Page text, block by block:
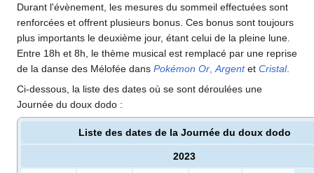
Durant l'évènement, les mesures du sommeil effectuées sont
renforcées et offrent plusieurs bonus. Ces bonus sont toujours
plus importants le deuxième jour, étant celui de la pleine lune.
Entre 18h et 8h, le thème musical est remplacé par une reprise
de la danse des Mélofée dans Pokémon Or Argentet Cristal.
Ci-dessous, la liste des dates où se sont déroulées une
Journée du doux dodo :
Liste des dates de la Journée du doux dodo
2023